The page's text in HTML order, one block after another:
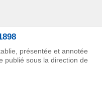
présentée et annotée
publié sous la direction de